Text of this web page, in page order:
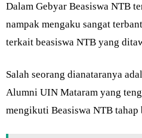
Dalam Gebyar Beasiswa NTB
nampak mengaku sangat
terkait beasiswa NTB yang
Salah seorang dianataranya
Alumni UIN Mataram yang
mengikuti Beasiswa NTB tahap